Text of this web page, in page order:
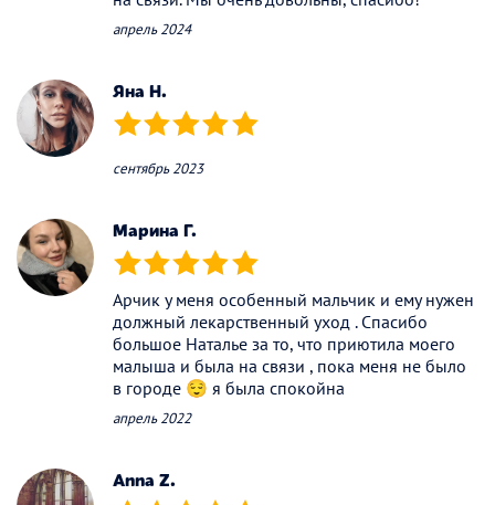
апрель 2024
Яна Н.
(*) (*) (*) (*) (*)
сентябрь 2023
Марина Г.
(*) (*) (*) (*) (*)
Арчик у меня особенный мальчик и ему нужен
должный лекарственный уход . Спасибо
большое Наталье за то, что приютила моего
малыша и была на связи , пока меня не было
в городе 😌 я была спокойна
апрель 2022
Anna Z.